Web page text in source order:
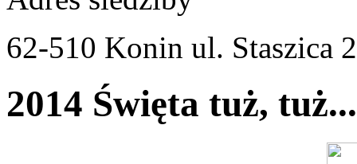
62-510 Konin ul. Staszica
2014 Święta tuż,